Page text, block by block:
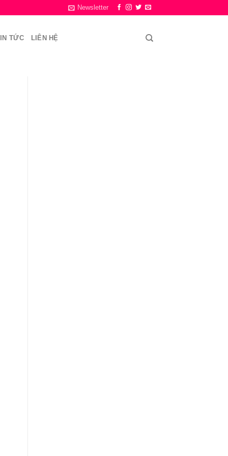
Newsletter
TỨC LIÊN HỆ